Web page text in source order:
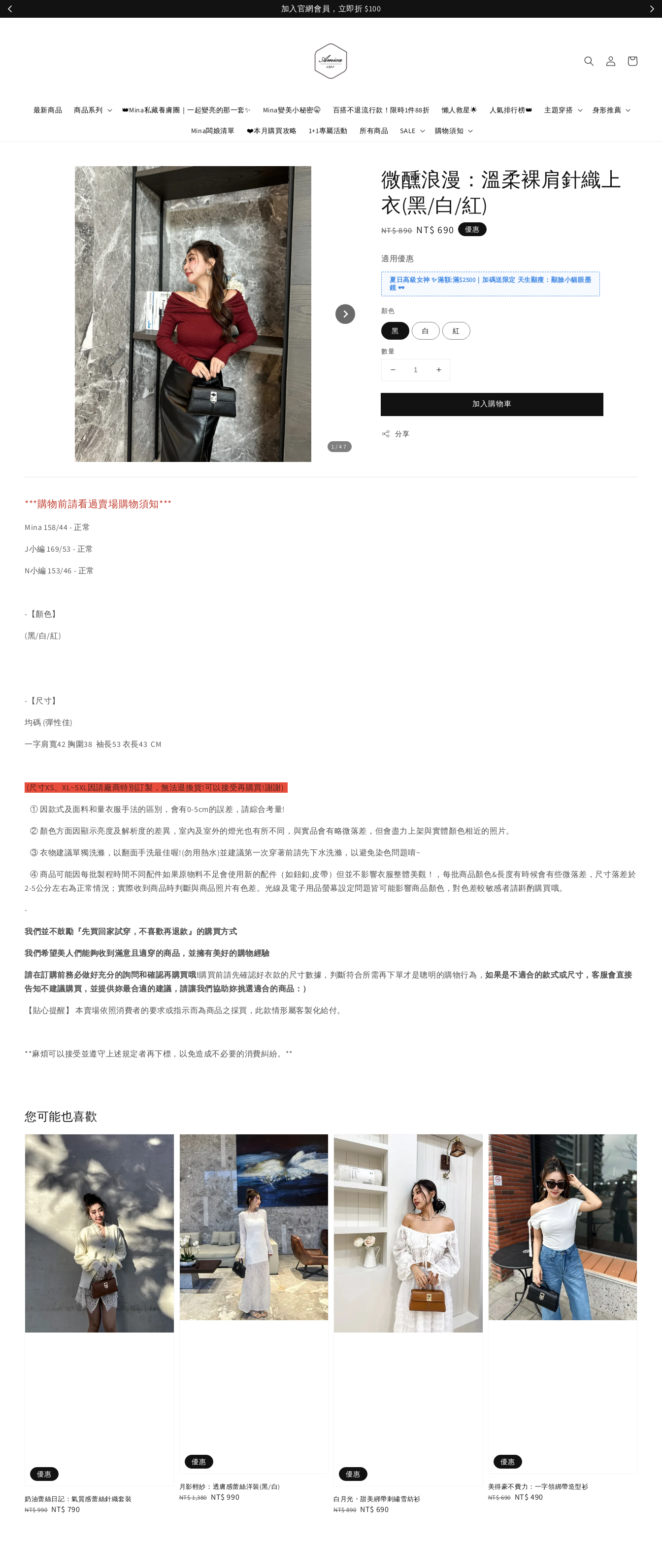
加入官網會員，立即折 $100
最新商品 商品系列 👑Mina私藏養膚團｜一起變亮的那一套✨ Mina變美小秘密🤫 百搭不退流行款！限時1件88折 懶人救星🌟 人氣排行榜👑 主題穿搭 身形推薦
Mina闆娘清單 ❤️本月購買攻略 1+1專屬活動 所有商品 SALE 購物須知
1 /47
微醺浪漫：溫柔裸肩針織上
衣(黑/白/紅)
Regular
NT$ 890 Sale
NT$ 690 優惠
適用優惠
夏日高級女神 ✨滿額:滿$2500｜加碼送限定 天生顯瘦：顯臉小貓眼墨
鏡 🕶️
顏色
黑 白 紅
數量
加入購物車
分享
***購物前請看過賣場購物須知***
Mina 158/44 - 正常
J小編 169/53 - 正常
N小編 153/46 - 正常
-【顏色】
(黑/白/紅)
-【尺寸】
均碼 (彈性佳)
一字肩寬42 胸圍38 袖長53 衣長43 CM
(尺寸XS、XL~5XL因請廠商特別訂製，無法退換貨!可以接受再購買!謝謝)
① 因款式及面料和量衣服手法的區別，會有0-5cm的誤差，請綜合考量!
② 顏色方面因顯示亮度及解析度的差異，室內及室外的燈光也有所不同，與實品會有略微落差，但會盡力上架與實體顏色相近的照片。
③ 衣物建議單獨洗滌，以翻面手洗最佳喔!(勿用熱水)並建議第一次穿著前請先下水洗滌，以避免染色問題唷~
④ 商品可能因每批製程時間不同配件如果原物料不足會使用新的配件（如鈕釦,皮帶）但並不影響衣服整體美觀！，每批商品顏色&長度有時候會有些微落差，尺寸落差於
2-5公分左右為正常情況；實際收到商品時判斷與商品照片有色差。光線及電子用品螢幕設定問題皆可能影響商品顏色，對色差較敏感者請斟酌購買哦。
-
我們並不鼓勵『先買回家試穿，不喜歡再退款』的購買方式
我們希望美人們能夠收到滿意且適穿的商品，並擁有美好的購物經驗
請在訂購前務必做好充分的詢問和確認再購買哦!購買前請先確認好衣款的尺寸數據，判斷符合所需再下單才是聰明的購物行為，如果是不適合的款式或尺寸，客服會直接
告知不建議購買， 並提供妳最合適的建議，請讓我們協助妳挑選適合的商品：）
【貼心提醒】 本賣場依照消費者的要求或指示而為商品之採買，此款情形屬客製化給付。
**麻煩可以接受並遵守上述規定者再下標，以免造成不必要的消費糾紛。**
您可能也喜歡
優惠
奶油蕾絲日記：氣質感蕾絲針織套裝
Regular
NT$ 990 Sale
NT$ 790
優惠
月影輕紗：透膚感蕾絲洋裝(黑/白)
Regular
NT$ 1,380 Sale
NT$ 990
優惠
白月光・甜美綁帶刺繡雪紡衫
Regular
NT$ 890 Sale
NT$ 690
優惠
美得豪不費力：一字領綁帶造型衫
Regular
NT$ 690 Sale
NT$ 490